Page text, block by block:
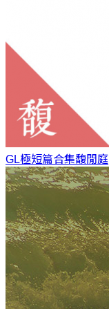
GL極短篇合集馥閒庭